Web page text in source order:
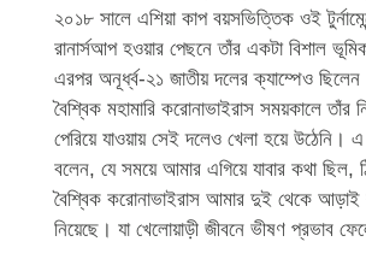
২০১৮ সালে এশিয়া কাপ বয়সভিত্তিক ওই
রানার্সআপ হওয়ার পেছনে তাঁর একটা বিশাল
এরপর অনূর্ধ্ব-২১ জাতীয় দলের ক্যাম্পেও
বৈশ্বিক মহামারি করোনাভাইরাস সময়কালে তাঁর
পেরিয়ে যাওয়ায় সেই দলেও খেলা হয়ে উঠেনি। এ
বলেন, যে সময়ে আমার এগিয়ে যাবার কথা ছিল,
বৈশ্বিক করোনাভাইরাস আমার দুই থেকে
নিয়েছে। যা খেলোয়াড়ী জীবনে ভীষণ প্রভাব